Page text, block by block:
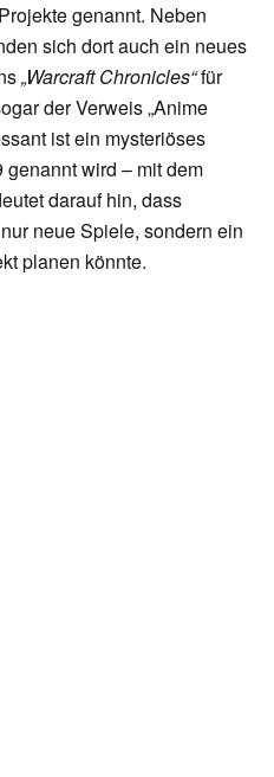
genannt. Neben
sich dort auch ein neues
„Warcraft Chronicles“für
der Verweis „Anime
ist ein mysteriöses
genannt wird – mit dem
darauf hin, dass
neue Spiele, sondern ein
planen könnte.